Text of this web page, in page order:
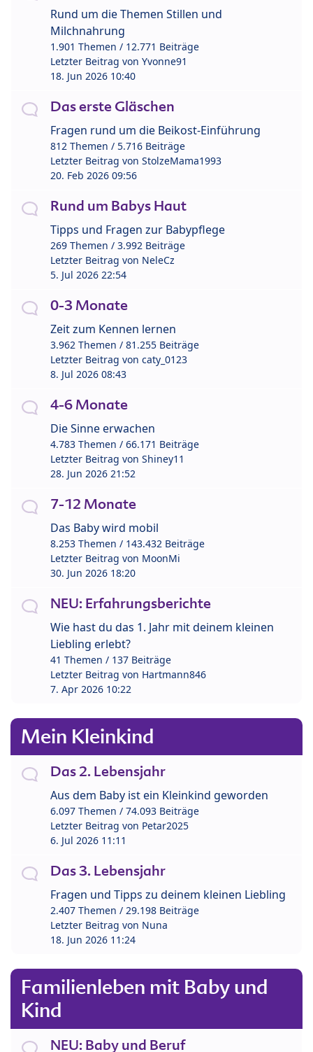
Rund um die Themen Stillen und
Milchnahrung
1.901 Themen / 12.771 Beiträge
Letzter Beitrag von Yvonne91
18. Jun 2026 10:40
Das erste Gläschen
Fragen rund um die Beikost-Einführung
812 Themen / 5.716 Beiträge
Letzter Beitrag von StolzeMama1993
20. Feb 2026 09:56
Rund um Babys Haut
Tipps und Fragen zur Babypflege
269 Themen / 3.992 Beiträge
Letzter Beitrag von NeleCz
5. Jul 2026 22:54
0-3 Monate
Zeit zum Kennen lernen
3.962 Themen / 81.255 Beiträge
Letzter Beitrag von caty_0123
8. Jul 2026 08:43
4-6 Monate
Die Sinne erwachen
4.783 Themen / 66.171 Beiträge
Letzter Beitrag von Shiney11
28. Jun 2026 21:52
7-12 Monate
Das Baby wird mobil
8.253 Themen / 143.432 Beiträge
Letzter Beitrag von MoonMi
30. Jun 2026 18:20
NEU: Erfahrungsberichte
Wie hast du das 1. Jahr mit deinem kleinen
Liebling erlebt?
41 Themen / 137 Beiträge
Letzter Beitrag von Hartmann846
7. Apr 2026 10:22
Mein Kleinkind
Das 2. Lebensjahr
Aus dem Baby ist ein Kleinkind geworden
6.097 Themen / 74.093 Beiträge
Letzter Beitrag von Petar2025
6. Jul 2026 11:11
Das 3. Lebensjahr
Fragen und Tipps zu deinem kleinen Liebling
2.407 Themen / 29.198 Beiträge
Letzter Beitrag von Nuna
18. Jun 2026 11:24
Familienleben mit Baby und
Kind
NEU: Baby und Beruf